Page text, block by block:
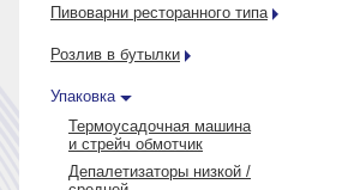
Пивоварни ресторанного типа
Розлив в бутылки
Упаковка
Термоусадочная машина
и стрейч обмотчик
Депалетизаторы низкой /